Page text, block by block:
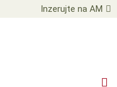
Inzerujte na AM